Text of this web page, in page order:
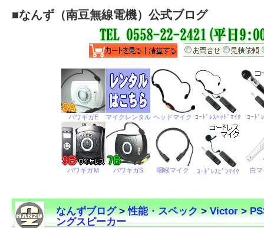
■なんず（南豆無線電機）公式ブログ
なんずブログ>性能・スペック>Victor>
ングスピーカー